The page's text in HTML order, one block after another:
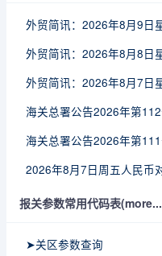
外贸简讯：2026年8月9日
外贸简讯：2026年8月8日
外贸简讯：2026年8月7日
2026年8月7日周五人民币
报关参数常用代码表
➤关区参数查询